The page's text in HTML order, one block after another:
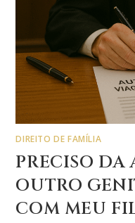
DIREITO DE FAMÍLIA
PRECISO DA
OUTRO
COM MEU